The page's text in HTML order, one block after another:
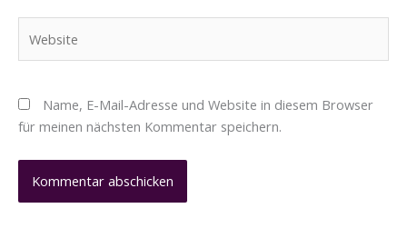
Name, E-Mail-Adresse und Website in diesem Browser
für meinen nächsten Kommentar speichern.